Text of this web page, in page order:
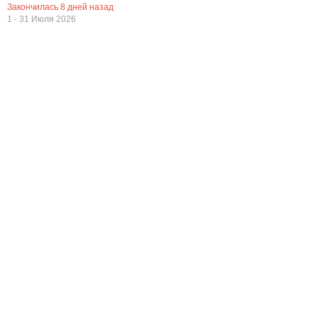
Закончилась 8 дней назад
1 - 31 Июля 2026